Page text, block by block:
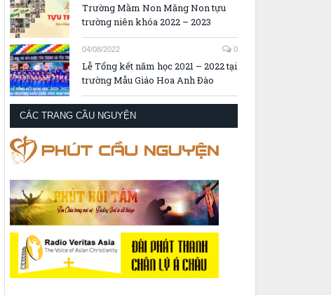
Trường Mầm Non Măng Non tựu
trường niên khóa 2022 – 2023
04/08/2022 0
Lễ Tổng kết năm học 2021 – 2022 tại
trường Mẫu Giáo Hoa Anh Đào
CÁC TRANG CẦU NGUYỆN